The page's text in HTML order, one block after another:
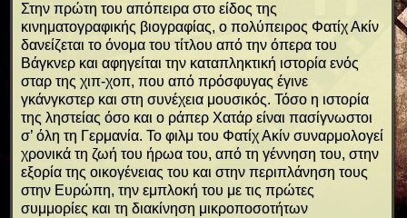
Στην πρώτη του απόπειρα στο είδος της
κινηματογραφικής βιογραφίας, ο πολύπειρος Φατίχ Ακίν
δανείζεται το όνομα του τίτλου από την όπερα του
Βάγκνερ και αφηγείται την καταπληκτική ιστορία ενός
σταρ της χιπ-χοπ, που από πρόσφυγας έγινε
γκάνγκστερ και στη συνέχεια μουσικός. Τόσο η ιστορία
της ληστείας όσο και ο ράπερ Χατάρ είναι πασίγνωστοι
σ’ όλη τη Γερμανία. Το φιλμ του Φατίχ Ακίν συναρμολογεί
χρονικά τη ζωή του ήρωα του, από τη γέννηση του, στην
εξορία της οικογένειας του και στην περιπλάνηση τους
στην Ευρώπη, την εμπλοκή του με τις πρώτες
συμμορίες και τη διακίνηση μικροποσοτήτων